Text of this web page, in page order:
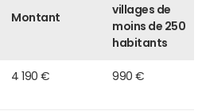
Montant
villages de
moins de 250
habitants
4 190 € 990 €